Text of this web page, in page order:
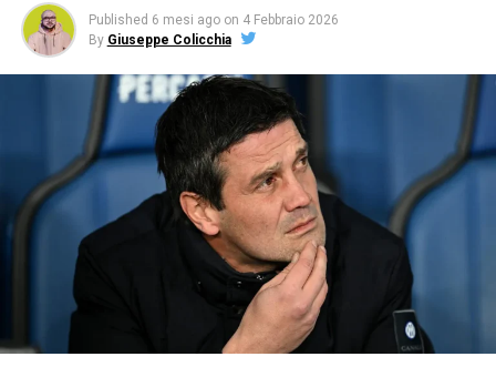
Published 6 mesi ago on 4 Febbraio 2026
By Giuseppe Colicchia